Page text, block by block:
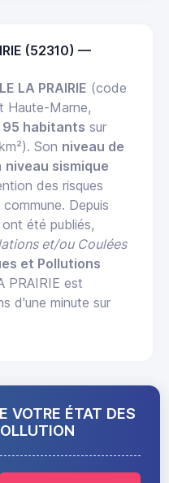
(52310) —
LA PRAIRIE (code
Haute-Marne,
95 habitants sur
Son niveau de
niveau sismique
des risques
Depuis
ont été publiés,
et/ou Coulées
et Pollutions
PRAIRIE est
d'une minute sur
VOTRE ÉTAT DES